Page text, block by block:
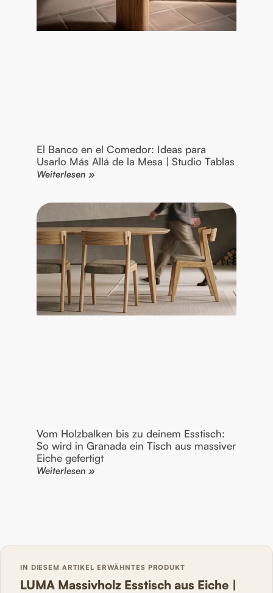
El Banco en el Comedor: Ideas para
Usarlo Más Allá de la Mesa | Studio Tablas
Weiterlesen »
Vom Holzbalken bis zu deinem Esstisch:
So wird in Granada ein Tisch aus massiver
Eiche gefertigt
Weiterlesen »
IN DIESEM ARTIKEL ERWÄHNTES PRODUKT
LUMA Massivholz Esstisch aus Eiche |